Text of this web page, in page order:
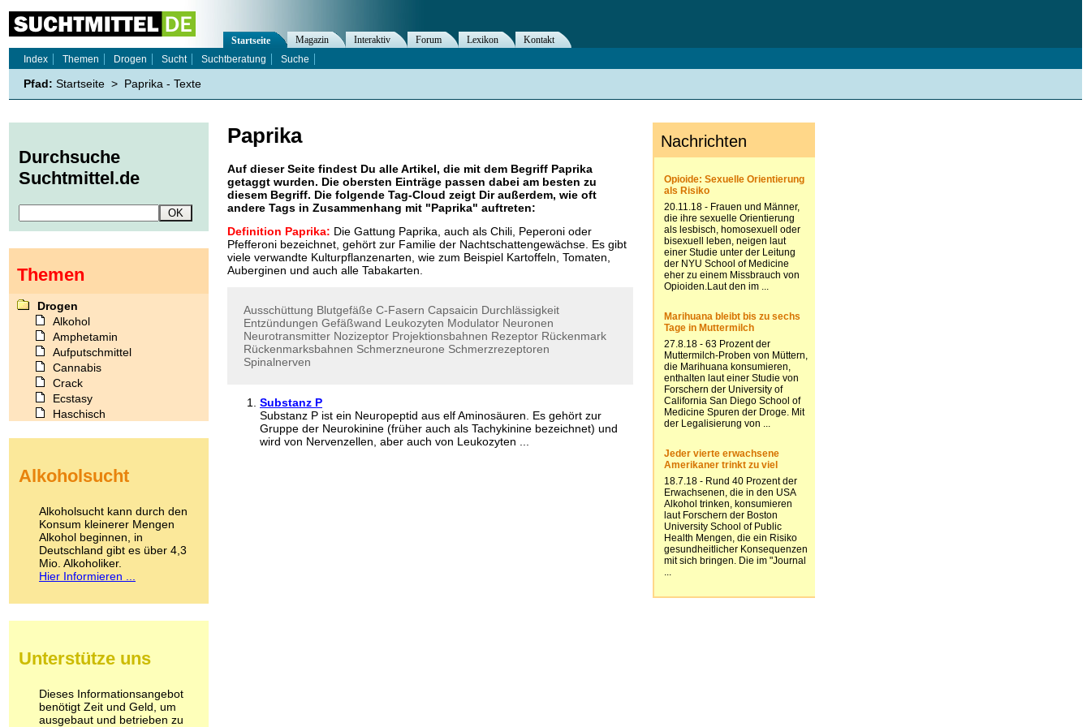
Paprika
Auf dieser Seite findest Du alle Artikel, die mit dem Begriff Paprika
getaggt wurden. Die obersten Einträge passen dabei am besten zu
diesem Begriff. Die folgende Tag-Cloud zeigt Dir außerdem, wie oft
andere Tags in Zusammenhang mit "Paprika" auftreten:
Definition Paprika: Die Gattung Paprika, auch als Chili, Peperoni oder
Pfefferoni bezeichnet, gehört zur Familie der Nachtschattengewächse. Es gibt
viele verwandte Kulturpflanzenarten, wie zum Beispiel Kartoffeln, Tomaten,
Auberginen und auch alle Tabakarten.
Ausschüttung Blutgefäße C-Fasern Capsaicin Durchlässigkeit
Entzündungen Gefäßwand Leukozyten Modulator Neuronen
Neurotransmitter Nozizeptor Projektionsbahnen Rezeptor Rückenmark
Rückenmarksbahnen Schmerzneurone Schmerzrezeptoren
Spinalnerven
Substanz P
Substanz P ist ein Neuropeptid aus elf Aminosäuren. Es gehört zur
Gruppe der Neurokinine (früher auch als Tachykinine bezeichnet) und
wird von Nervenzellen, aber auch von Leukozyten ...
Startseite Magazin Interaktiv Forum Lexikon
Kontakt
Index
Themen Drogen Sucht Suchtberatung Suche
Pfad: Startseite > Paprika - Texte
Durchsuche
Suchtmittel.de
Themen
Drogen
Alkohol
Amphetamin
Aufputschmittel
Cannabis
Crack
Ecstasy
Haschisch
Kokain
LSD
Marihuana
Medikamente
Meskalin
Metamphetamin
Methadon
Pilze
Psychopharmaka
Schlafmittel
Schmerzmittel
Alkoholsucht
Alkoholsucht kann durch den
Konsum kleinerer Mengen
Alkohol beginnen, in
Deutschland gibt es über 4,3
Mio. Alkoholiker.
Hier Informieren ...
Unterstütze uns
Dieses Informationsangebot
benötigt Zeit und Geld, um
ausgebaut und betrieben zu